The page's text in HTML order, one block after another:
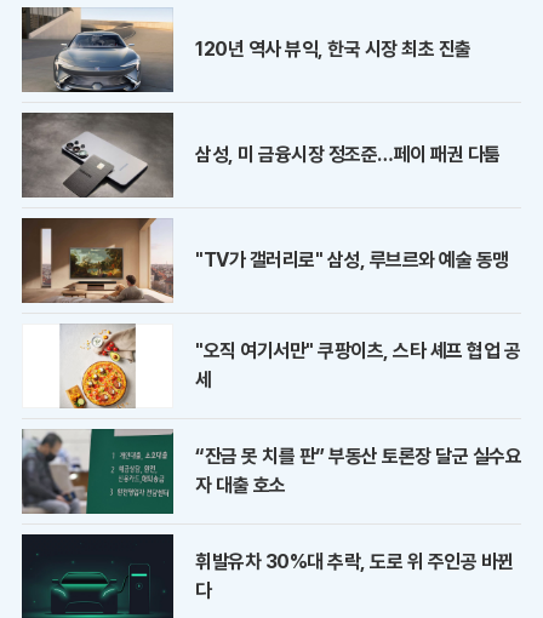
120년 역사 뷰익, 한국 시장 최초 진출
삼성, 미 금융시장 정조준…페이 패권 다툼
"TV가 갤러리로" 삼성, 루브르와 예술 동맹
"오직 여기서만" 쿠팡이츠, 스타 셰프 협업 공
세
“잔금 못 치를 판” 부동산 토론장 달군 실수요
자 대출 호소
휘발유차 30%대 추락, 도로 위 주인공 바뀐
다